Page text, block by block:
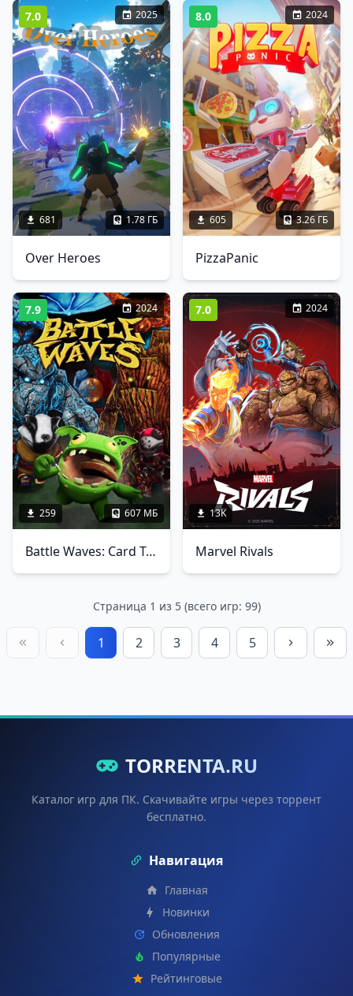
7.0 2025
681 1.78 ГБ
Over Heroes
8.0 2024
605 3.26 ГБ
PizzaPanic
7.9 2024
259 607 МБ
Battle Waves: Card Tactics
7.0 2024
13K
Marvel Rivals
Страница 1 из 5 (всего игр: 99)
1 2 3 4 5
TORRENTA.RU
Каталог игр для ПК. Скачивайте игры через торрент
бесплатно.
Навигация
Главная
Новинки
Обновления
Популярные
Рейтинговые